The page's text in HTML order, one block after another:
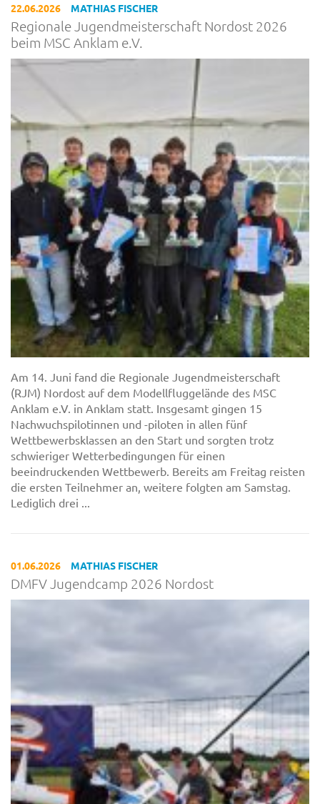
22.06.2026 MATHIAS FISCHER
Regionale Jugendmeisterschaft Nordost 2026
beim MSC Anklam e.V.
Am 14. Juni fand die Regionale Jugendmeisterschaft
(RJM) Nordost auf dem Modellfluggelände des MSC
Anklam e.V. in Anklam statt. Insgesamt gingen 15
Nachwuchspilotinnen und -piloten in allen fünf
Wettbewerbsklassen an den Start und sorgten trotz
schwieriger Wetterbedingungen für einen
beeindruckenden Wettbewerb. Bereits am Freitag reisten
die ersten Teilnehmer an, weitere folgten am Samstag.
Lediglich drei ...
01.06.2026 MATHIAS FISCHER
DMFV Jugendcamp 2026 Nordost